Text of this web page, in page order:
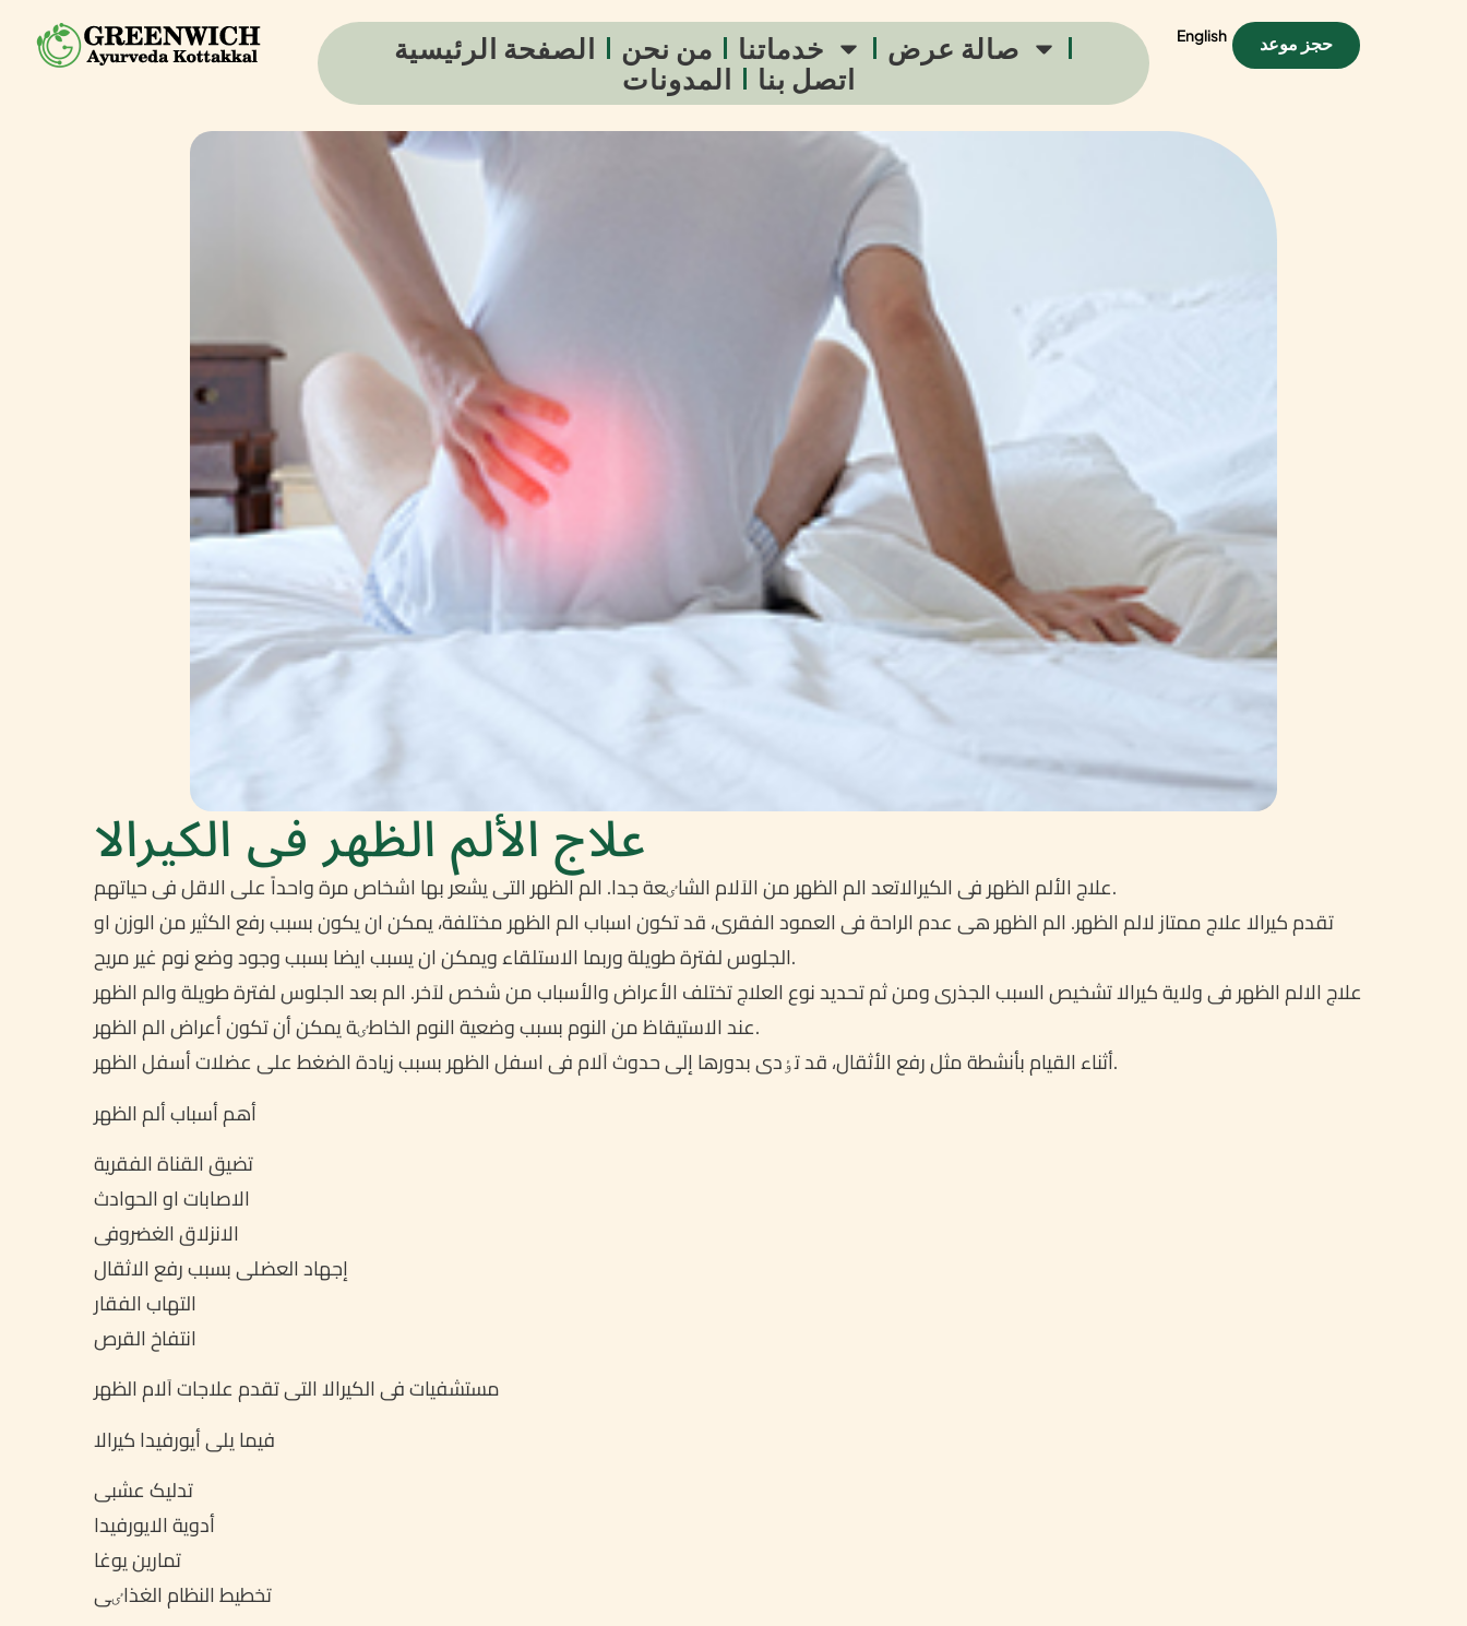
الصفحة الرئيسية من نحن خدماتنا
صالة عرض
المدونات
اتصل بنا
English حجز موعد
علاج الألم الظهر فی الکیرالا
علاج الألم الظهر فی الکیرالاتعد الم الظهر من الاَلام الشاٸعة جدا. الم الظهر التی یشعر بها اشخاص مرة واحداً علی الاقل فی حیاتهم.
تقدم کیرالا علاج ممتاز لالم الظهر. الم الظهر هی عدم الراحة فی العمود الفقری، قد تکون اسباب الم الظهر مختلفة، یمکن ان یکون بسبب رفع الکثیر من الوزن او
الجلوس لفترة طویلة وربما الاستلقاء ویمکن ان یسبب ایضا بسبب وجود وضع نوم غیر مریح.
علاج الالم الظهر فی ولایة کیرالا تشخیص السبب الجذری ومن ثم تحدید نوع العلاج تختلف الأعراض والأسباب من شخص لاَخر. الم بعد الجلوس لفترة طویلة والم الظهر
عند الاستیقاظ من النوم بسبب وضعیة النوم الخاطٸة یمکن أن تکون أعراض الم الظهر.
أثناء القیام بأنشطة مثل رفع الأثقال، قد تٶدی بدورها إلی حدوث اَلام فی اسفل الظهر بسبب زیادة الضغط علی عضلات أسفل الظهر.
أهم أسباب ألم الظهر
تضیق القناة الفقریة
الاصابات او الحوادث
الانزلاق الغضروفی
إجهاد العضلی بسبب رفع الاثقال
التهاب الفقار
انتفاخ القرص
مستشفیات فی الکیرالا التی تقدم علاجات اَلام الظهر
فیما یلی أیورفیدا کیرالا
تدلیک عشبی
أدویة الایورفیدا
تمارین یوغا
تخطیط النظام الغذاٸی